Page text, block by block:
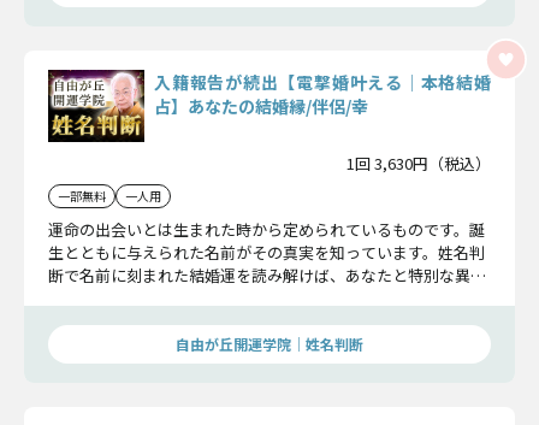
入籍報告が続出【電撃婚叶える│本格結婚
占】あなたの結婚縁/伴侶/幸
1回 3,630円（税込）
一部無料 一人用
運命の出会いとは生まれた時から定められているものです。誕
生とともに与えられた名前がその真実を知っています。姓名判
断で名前に刻まれた結婚運を読み解けば、あなたと特別な異性
自由が丘開運学院│姓名判断